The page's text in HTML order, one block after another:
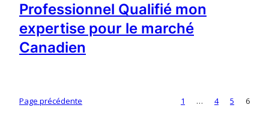
Professionnel Qualifié mon
expertise pour le marché
Canadien
Page précédente 1 … 4 5 6